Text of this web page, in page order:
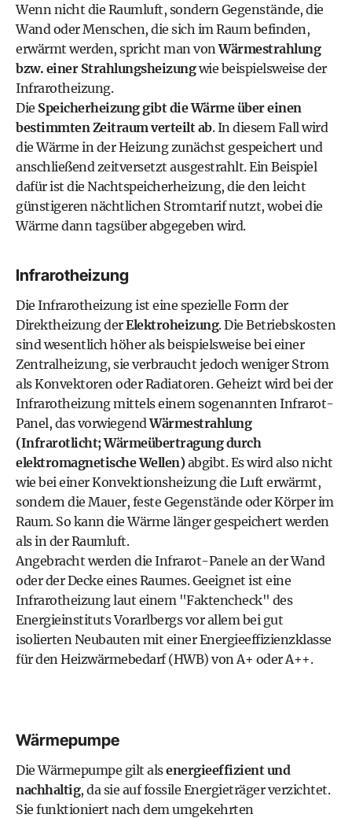
Wenn nicht die Raumluft, sondern Gegenstände, die
Wand oder Menschen, die sich im Raum befinden,
erwärmt werden, spricht man vonWärmestrahlung
bzw. einer Strahlungsheizungwie beispielsweise der
Infrarotheizung.
Die Speicherheizung gibt die Wärme über einen
bestimmten Zeitraum verteilt ab. In diesem Fall wird
die Wärme in der Heizung zunächst gespeichert und
anschließend zeitversetzt ausgestrahlt. Ein Beispiel
dafür ist die Nachtspeicherheizung, die den leicht
günstigeren nächtlichen Stromtarif nutzt, wobei die
Wärme dann tagsüber abgegeben wird.
Infrarotheizung
Die Infrarotheizung ist eine spezielle Form der
Direktheizung derElektroheizung. Die Betriebskosten
sind wesentlich höher als beispielsweise bei einer
Zentralheizung, sie verbraucht jedoch weniger Strom
als Konvektoren oder Radiatoren. Geheizt wird bei der
Infrarotheizung mittels einem sogenannten Infrarot-
Panel, das vorwiegendWärmestrahlung
(Infrarotlicht; Wärmeübertragung durch
elektromagnetische Wellen)abgibt. Es wird also nicht
wie bei einer Konvektionsheizung die Luft erwärmt,
sondern die Mauer, feste Gegenstände oder Körper im
Raum. So kann die Wärme länger gespeichert werden
als in der Raumluft.
Angebracht werden die Infrarot-Panele an der Wand
oder der Decke eines Raumes. Geeignet ist eine
Infrarotheizung laut einem "Faktencheck" des
Energieinstituts Vorarlbergsvor allem bei gut
isolierten Neubauten mit einer Energieeffizienzklasse
für den Heizwärmebedarf (HWB) von A+ oder A++.
Wärmepumpe
Die Wärmepumpe gilt alsenergieeffizient und
nachhaltig, da sie auf fossile Energieträger verzichtet.
Sie funktioniert nach dem umgekehrten